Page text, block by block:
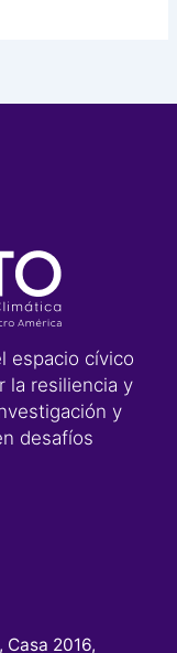
espacio cívico
la resiliencia y
y
desafíos
Casa 2016,